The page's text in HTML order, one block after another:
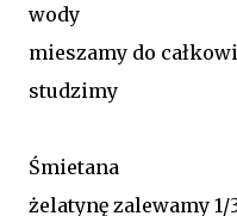
wody
mieszamy do
studzimy
Śmietana
żelatynę zalewamy